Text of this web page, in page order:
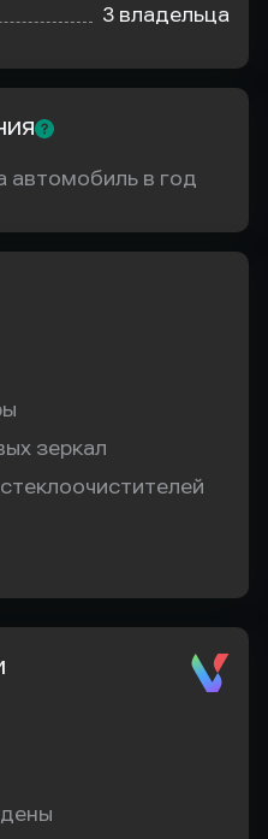
3 владельца
автомобиль в год
зеркал